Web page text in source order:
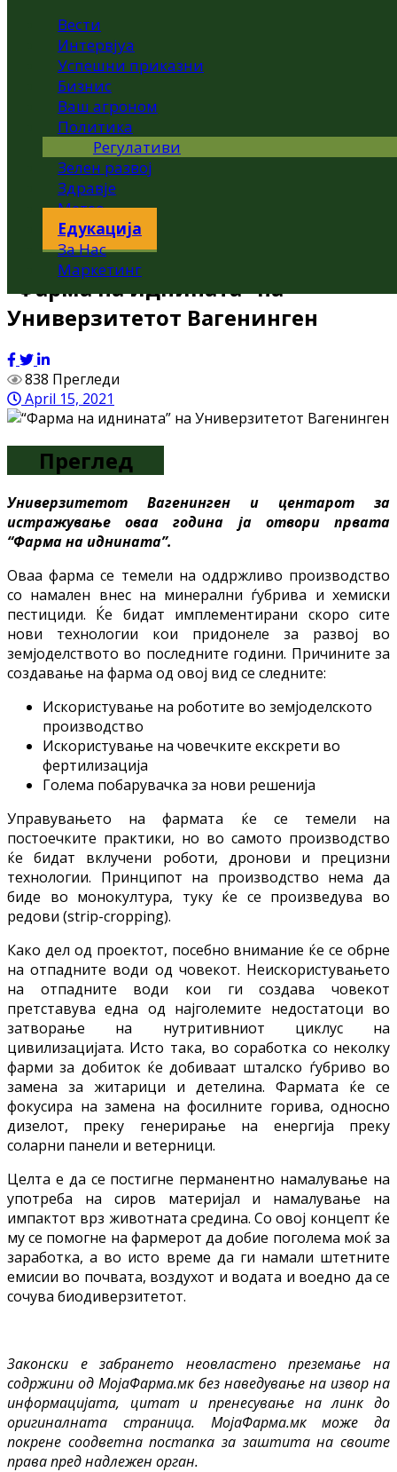
Вести
Интервјуа
Успешни приказни
Бизнис
Ваш агроном
Политика
Регулативи
Зелен развој
Здравје
Метео
Едукација
За Нас
Маркетинг
“Фарма на иднината” на
Универзитетот Вагенинген
838 Прегледи
April 15, 2021
Преглед
Универзитетот Вагенинген и центарот за
истражување оваа година ја отвори првата
“Фарма на иднината”.
Оваа фарма се темели на оддржливо производство
со намален внес на минерални ѓубрива и хемиски
пестициди. Ќе бидат имплементирани скоро сите
нови технологии кои придонеле за развој во
земјоделството во последните години. Причините за
создавање на фарма од овој вид се следните:
Искористување на роботите во земјоделското
производство
Искористување на човечките екскрети во
фертилизација
Голема побарувачка за нови решенија
Управувањето на фармата ќе се темели на
постоечките практики, но во самото производство
ќе бидат вклучени роботи, дронови и прецизни
технологии. Принципот на производство нема да
биде во монокултура, туку ќе се произведува во
редови (strip-cropping).
Како дел од проектот, посебно внимание ќе се обрне
на отпадните води од човекот. Неискористувањето
на отпадните води кои ги создава човекот
претставува една од најголемите недостатоци во
затворање на нутритивниот циклус на
цивилизацијата. Исто така, во соработка со неколку
фарми за добиток ќе добиваат шталско ѓубриво во
замена за житарици и детелина. Фармата ќе се
фокусира на замена на фосилните горива, односно
дизелот, преку генерирање на енергија преку
соларни панели и ветерници.
Целта е да се постигне перманентно намалување на
употреба на сиров материјал и намалување на
импактот врз животната средина. Со овој концепт ќе
му се помогне на фармерот да добие поголема моќ за
заработка, а во исто време да ги намали штетните
емисии во почвата, воздухот и водата и воедно да се
сочува биодиверзитетот.
Законски е забрането неовластено преземање на
содржини од МојаФарма.мк без наведување на извор на
информацијата, цитат и пренесување на линк до
оригиналната страница. МојаФарма.мк може да
покрене соодветна постапка за заштита на своите
права пред надлежен орган.